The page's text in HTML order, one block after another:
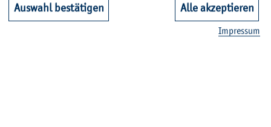
Auswahl bestätigen Alle akzeptieren
Im­pres­sum